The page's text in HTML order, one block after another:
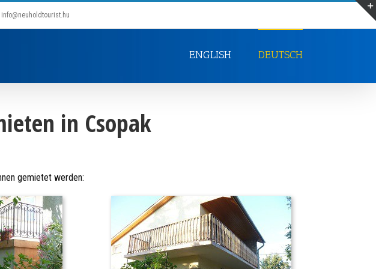
info@neuholdtourist.hu
ENGLISH DEUTSCH
in Csopak
gemietet werden: